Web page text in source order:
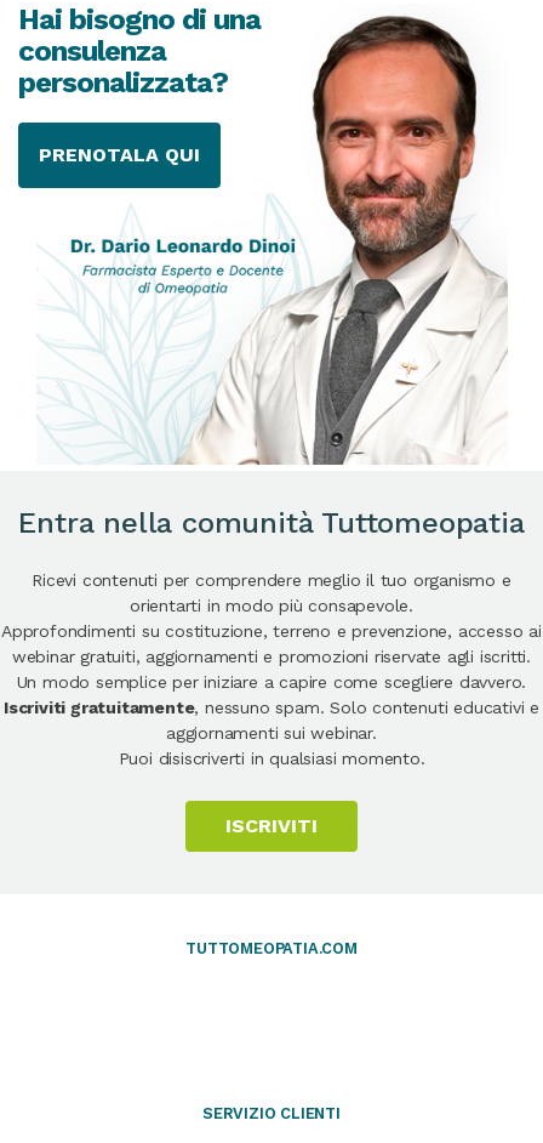
Hai bisogno di una
consulenza
personalizzata?
PRENOTALA QUI
Entra nella comunità Tuttomeopatia
Ricevi contenuti per comprendere meglio il tuo organismo e
orientarti in modo più consapevole.
Approfondimenti su costituzione, terreno e prevenzione, accesso ai
webinar gratuiti, aggiornamenti e promozioni riservate agli iscritti.
Un modo semplice per iniziare a capire come scegliere davvero.
Iscriviti gratuitamente, nessuno spam. Solo contenuti educativi e
aggiornamenti sui webinar.
Puoi disiscriverti in qualsiasi momento.
ISCRIVITI
TUTTOMEOPATIA.COM
SERVIZIO CLIENTI